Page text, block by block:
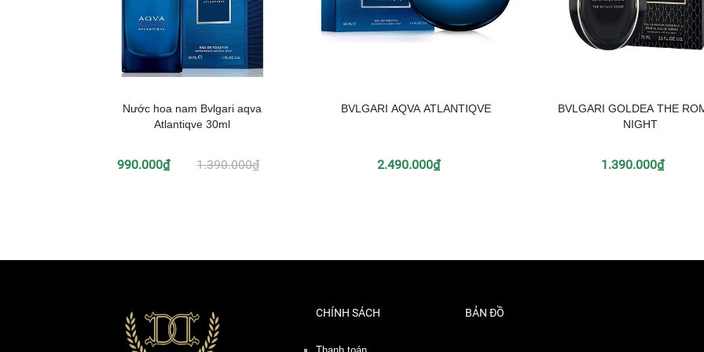
Nước hoa nam Bvlgari aqva
Atlantiqve 30ml
990.000₫ 1.390.000₫
BVLGARI AQVA ATLANTIQVE
2.490.000₫
BVLGARI GOLDEA THE
NIGHT
1.390.000₫
CHÍNH SÁCH BẢN ĐỒ